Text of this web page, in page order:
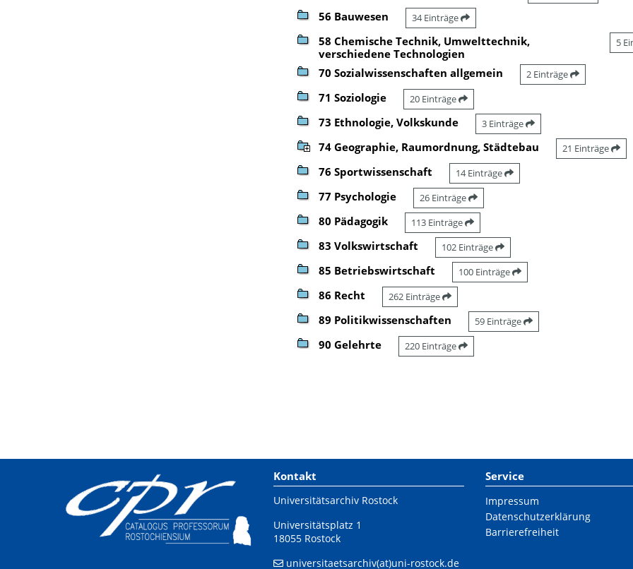
56 Bauwesen 34 Einträge
58 Chemische Technik, Umwelttechnik,
verschiedene Technologien
5
70 Sozialwissenschaften allgemein 2 Einträge
71 Soziologie 20 Einträge
73 Ethnologie, Volkskunde 3 Einträge
74 Geographie, Raumordnung, Städtebau 21 Einträge
76 Sportwissenschaft 14 Einträge
77 Psychologie 26 Einträge
80 Pädagogik 113 Einträge
83 Volkswirtschaft 102 Einträge
85 Betriebswirtschaft 100 Einträge
86 Recht 262 Einträge
89 Politikwissenschaften 59 Einträge
90 Gelehrte 220 Einträge
Kontakt
Universitätsarchiv Rostock
Universitätsplatz 1
18055 Rostock
universitaetsarchiv(at)uni-rostock.de
Service
Impressum
Datenschutzerklärung
Barrierefreiheit